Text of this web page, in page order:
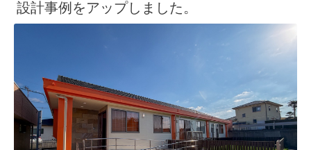
設計事例をアップしました。